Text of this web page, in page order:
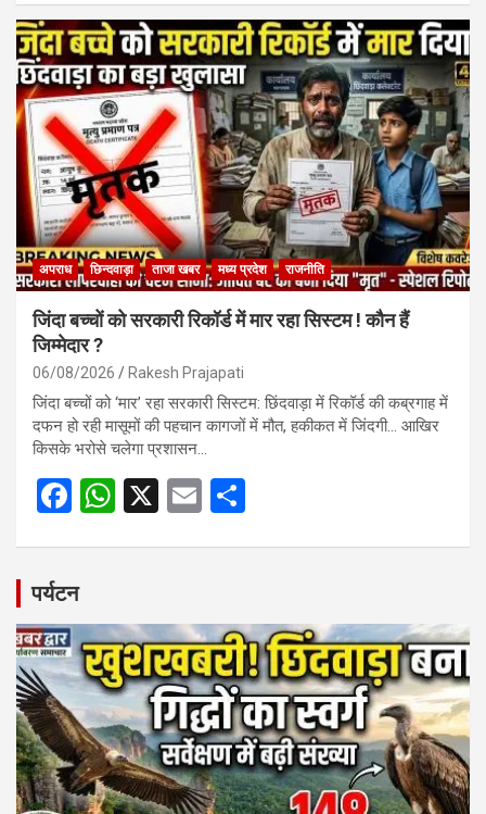
ce
b
o
o
k
at
s
A
p
p
ail ar
e
अपराध छिन्दवाड़ा ताजा खबर मध्य प्रदेश राजनीति
जिंदा बच्चों को सरकारी रिकॉर्ड में मार रहा सिस्टम ! कौन हैं
जिम्मेदार ?
06/08/2026 Rakesh Prajapati
जिंदा बच्चों को ‘मार’ रहा सरकारी सिस्टम: छिंदवाड़ा में रिकॉर्ड की कब्रगाह में
दफन हो रही मासूमों की पहचान कागजों में मौत, हकीकत में जिंदगी… आखिर
किसके भरोसे चलेगा प्रशासन…
F
b
o
o
k
W
A
p
p
X
E
पर्यटन